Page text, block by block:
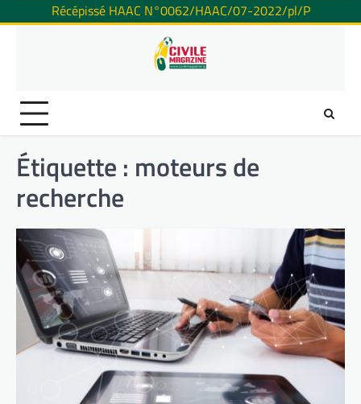
Récépissé HAAC N°0062/HAAC/07-2022/pl/P
Étiquette : moteurs de
recherche